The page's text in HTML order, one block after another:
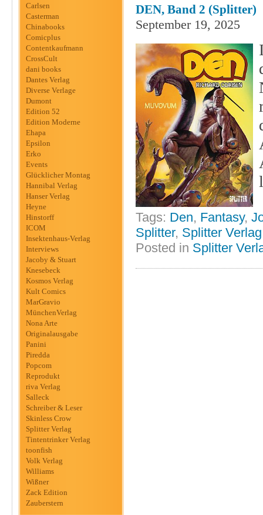
Carlsen
Casterman
Chinabooks
Comicplus
Contentkaufmann
CrossCult
dani books
Dantes Verlag
Diverse Verlage
Dumont
Edition 52
Edition Moderne
Ehapa
Epsilon
Erko
Events
Glücklicher Montag
Hannibal Verlag
Hanser Verlag
Heyne
Hinstorff
ICOM
Insektenhaus-Verlag
Interviews
Jacoby & Stuart
Knesebeck
Kosmos Verlag
Kult Comics
MarGravio
MünchenVerlag
Nona Arte
Originalausgabe
Panini
Piredda
Popcom
Reprodukt
riva Verlag
Salleck
Schreiber & Leser
Skinless Crow
Splitter Verlag
Tintentrinker Verlag
toonfish
Volk Verlag
Williams
Wißner
Zack Edition
Zauberstern
DEN, Band 2 (Splitter)
September 19, 2025
Tags: Den, Fantasy,
Splitter, Splitter Verlag
Posted in Splitter